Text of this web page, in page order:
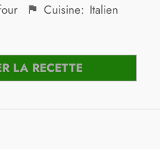
Cuisine: Italien
LA RECETTE